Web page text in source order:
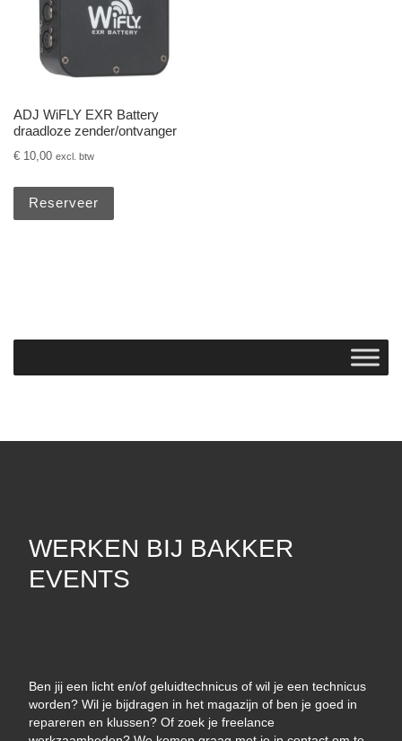
ADJ WiFLY EXR Battery
draadloze zender/ontvanger
€ 10,00 excl. btw
Reserveer
WERKEN BIJ BAKKER
EVENTS
Ben jij een licht en/of geluidtechnicus of wil je een technicus
worden? Wil je bijdragen in het magazijn of ben je goed in
repareren en klussen? Of zoek je freelance